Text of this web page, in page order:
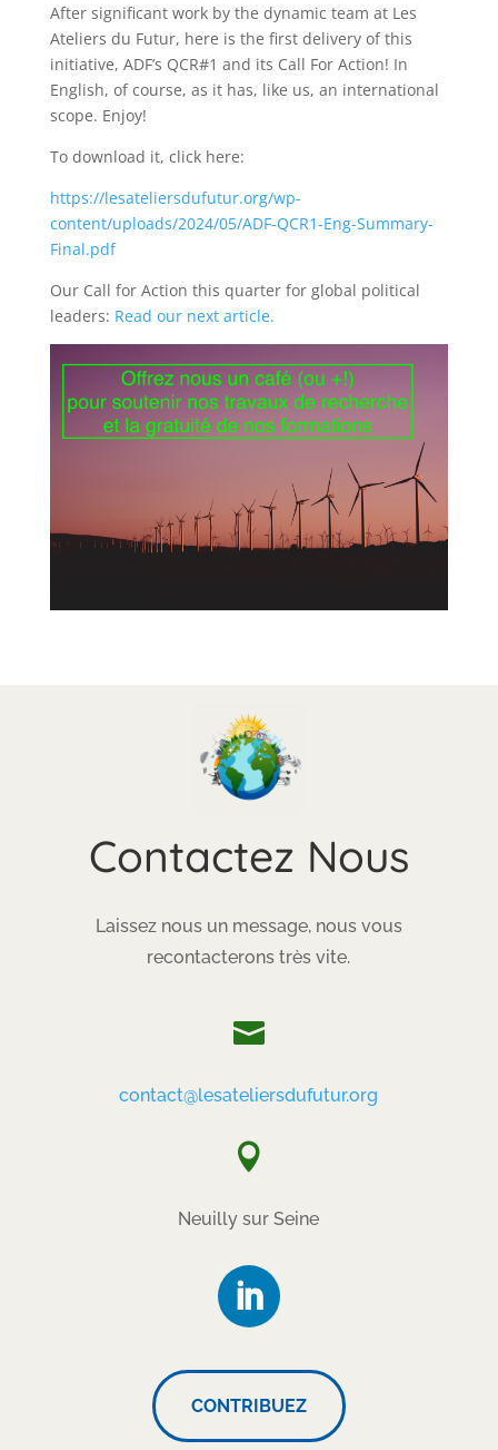
After significant work by the dynamic team at Les
Ateliers du Futur, here is the first delivery of this
initiative, ADF’s QCR#1 and its Call For Action! In
English, of course, as it has, like us, an international
scope. Enjoy!
To download it, click here:
https://lesateliersdufutur.org/wp-
content/uploads/2024/05/ADF-QCR1-Eng-Summary-
Final.pdf
Our Call for Action this quarter for global political
leaders: Read our next article.
Contactez Nous
Laissez nous un message, nous vous
recontacterons très vite.

contact@lesateliersdufutur.org

Neuilly sur Seine
CONTRIBUEZ